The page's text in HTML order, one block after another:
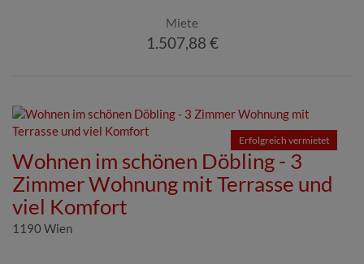
Miete
1.507,88 €
Erfolgreich vermietet
Wohnen im schönen Döbling - 3
Zimmer Wohnung mit Terrasse und
viel Komfort
1190 Wien